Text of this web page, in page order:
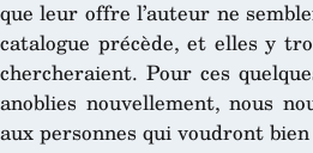
que leur offre l’auteur ne
catalogue précède, et elles y
chercheraient. Pour ces
anoblies nouvellement, nous
aux personnes qui voudront